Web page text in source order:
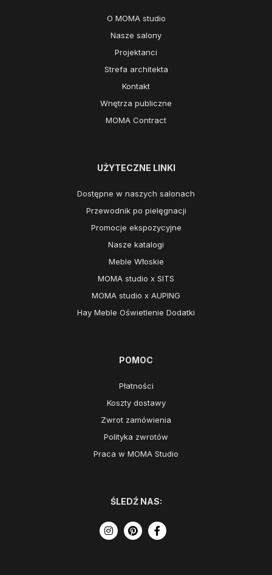
O MOMA studio
Nasze salony
Projektanci
Strefa architekta
Kontakt
Wnętrza publiczne
MOMA Contract
UŻYTECZNE LINKI
Dostępne w naszych salonach
Przewodnik po pielęgnacji
Promocje ekspozycyjne
Nasze katalogi
Meble Włoskie
MOMA studio x SITS
MOMA studio x AUPING
Hay Meble Oświetlenie Dodatki
POMOC
Płatności
Koszty dostawy
Zwrot zamówienia
Polityka zwrotów
Praca w MOMA Studio
ŚLEDŹ NAS: